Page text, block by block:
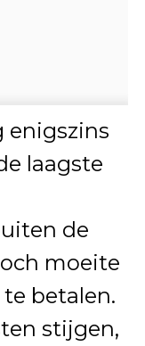
enigszins
laagste
de
moeite
betalen.
stijgen,